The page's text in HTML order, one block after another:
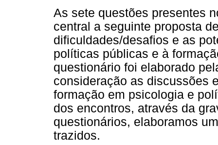
As sete questões presentes
central a seguinte proposta
dificuldades/desafios e as
políticas públicas e à
questionário foi elaborado
consideração as discussões
formação em psicologia e
dos encontros, através da
questionários, elaboramos
trazidos.